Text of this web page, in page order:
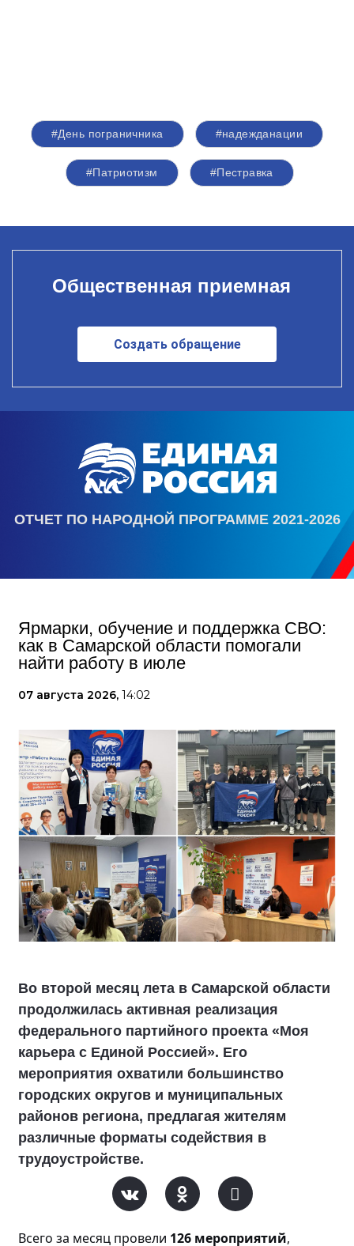
#День пограничника #надежданации
#Патриотизм #Пестравка
Общественная приемная
Создать обращение
ОТЧЕТ ПО НАРОДНОЙ ПРОГРАММЕ 2021-2026
Ярмарки, обучение и поддержка СВО:
как в Самарской области помогали
найти работу в июле
07 августа 2026, 14:02
Во второй месяц лета в Самарской области
продолжилась активная реализация
федерального партийного проекта «Моя
карьера с Единой Россией». Его
мероприятия охватили большинство
городских округов и муниципальных
районов региона, предлагая жителям
различные форматы содействия в
трудоустройстве.
Всего за месяц провели 126 мероприятий,